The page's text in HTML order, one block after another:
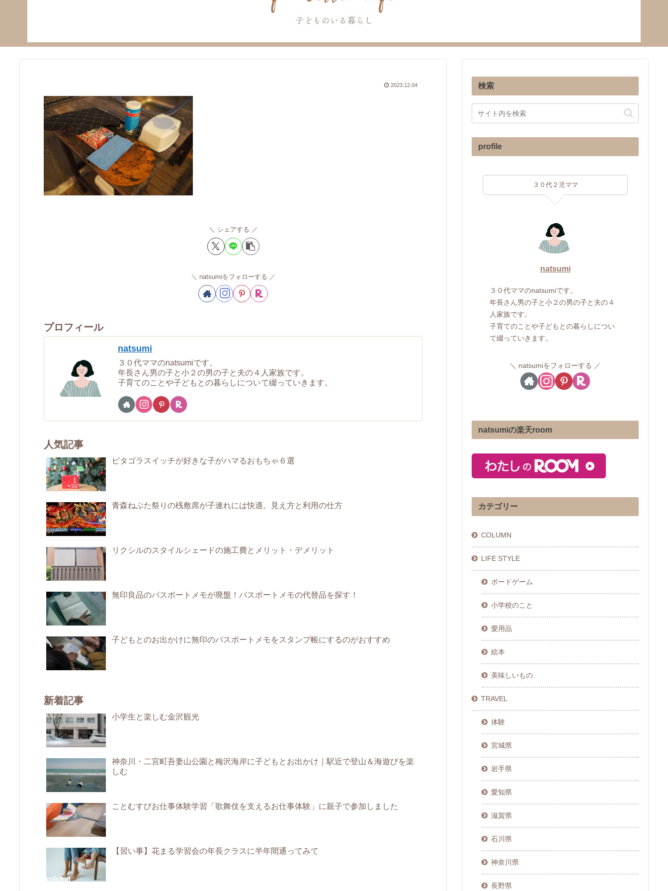
2023.12.04
シェアする
natsumiをフォローする
プロフィール
natsumi
３０代ママのnatsumiです。
年長さん男の子と小２の男の子と夫の４人家族です。
子育てのことや子どもとの暮らしについて綴っていきます。
人気記事
ピタゴラスイッチが好きな子がハマるおもちゃ６選
青森ねぶた祭りの桟敷席が子連れには快適。見え方と利用の仕方
リクシルのスタイルシェードの施工費とメリット・デメリット
無印良品のパスポートメモが廃盤！パスポートメモの代替品を探す！
子どもとのお出かけに無印のパスポートメモをスタンプ帳にするのがおすすめ
新着記事
小学生と楽しむ金沢観光
神奈川・二宮町吾妻山公園と梅沢海岸に子どもとお出かけ｜駅近で登山＆海遊びを楽
しむ
ことむすびお仕事体験学習「歌舞伎を支えるお仕事体験」に親子で参加しました
【習い事】花まる学習会の年長クラスに半年間通ってみて
検索
profile
３０代２児ママ
natsumi
３０代ママのnatsumiです。
年長さん男の子と小２の男の子と夫の４
人家族です。
子育てのことや子どもとの暮らしについ
て綴っていきます。
natsumiをフォローする
natsumiの楽天room
カテゴリー
COLUMN
LIFE STYLE
ボードゲーム
小学校のこと
愛用品
絵本
美味しいもの
TRAVEL
体験
宮城県
岩手県
愛知県
滋賀県
石川県
神奈川県
長野県